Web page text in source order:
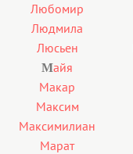
Любомир
Людмила
Люсьен
Майя
Макар
Максим
Максимилиан
Марат